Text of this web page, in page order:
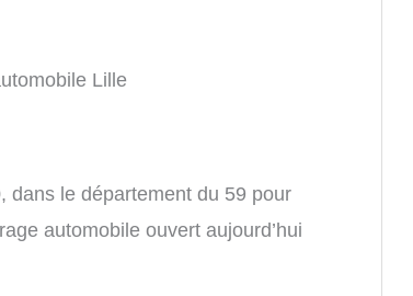
Lille
dans le département du 59 pour
automobile ouvert aujourd’hui